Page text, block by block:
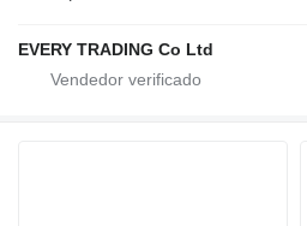
EVERY TRADING Co Ltd